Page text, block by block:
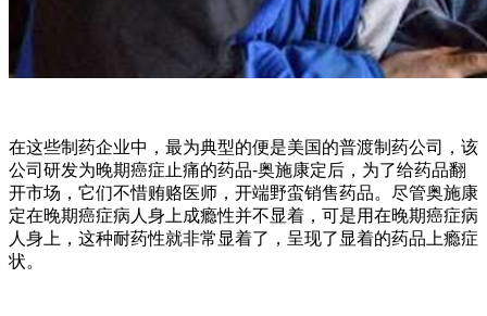
在这些制药企业中，最为典型的便是美国的普渡制药公司，该
公司研发为晚期癌症止痛的药品-奥施康定后，为了给药品翻
开市场，它们不惜贿赂医师，开端野蛮销售药品。尽管奥施康
定在晚期癌症病人身上成瘾性并不显着，可是用在晚期癌症病
人身上，这种耐药性就非常显着了，呈现了显着的药品上瘾症
状。